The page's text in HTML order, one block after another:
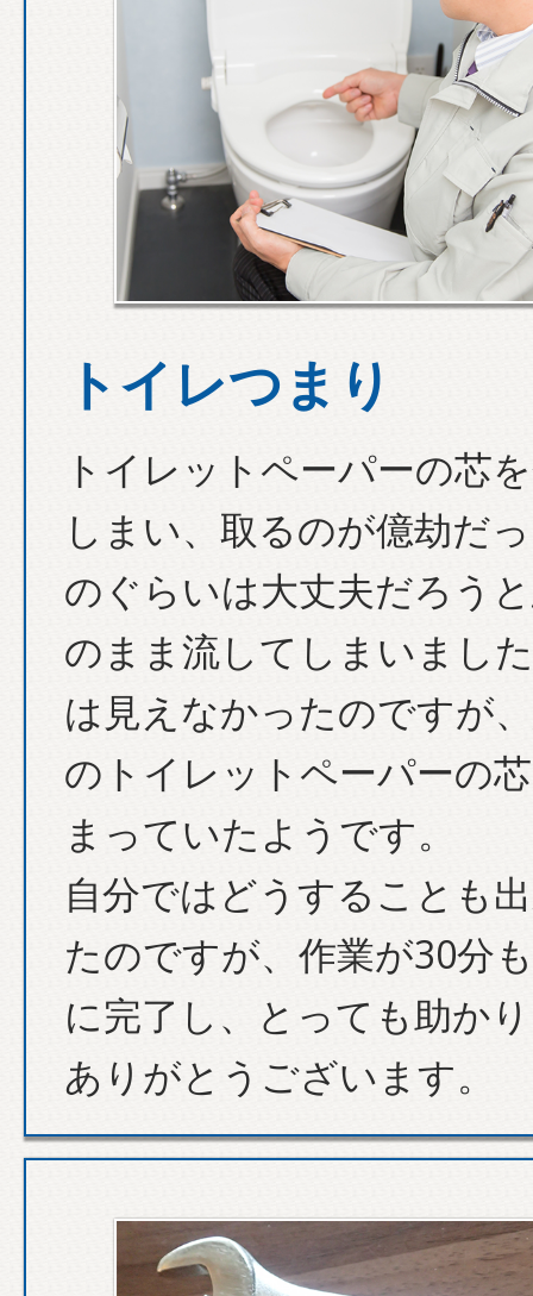
トイレつまり
トイレットペーパーの芯
しまい、取るのが億劫だ
のぐらいは大丈夫だろう
のまま流してしまいまし
は見えなかったのですが
のトイレットペーパーの
まっていたようです。
自分ではどうすることも
たのですが、作業が30分
に完了し、とっても助か
ありがとうございます。